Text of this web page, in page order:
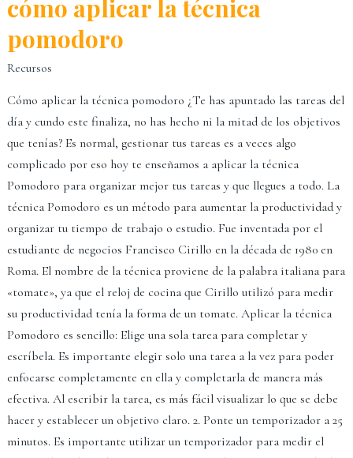
cómo aplicar la técnica
pomodoro
Recursos
Cómo aplicar la técnica pomodoro ¿Te has apuntado las tareas del
día y cundo este finaliza, no has hecho ni la mitad de los objetivos
que tenías? Es normal, gestionar tus tareas es a veces algo
complicado por eso hoy te enseñamos a aplicar la técnica
Pomodoro para organizar mejor tus tareas y que llegues a todo. La
técnica Pomodoro es un método para aumentar la productividad y
organizar tu tiempo de trabajo o estudio. Fue inventada por el
estudiante de negocios Francisco Cirillo en la década de 1980 en
Roma. El nombre de la técnica proviene de la palabra italiana para
«tomate», ya que el reloj de cocina que Cirillo utilizó para medir
su productividad tenía la forma de un tomate. Aplicar la técnica
Pomodoro es sencillo: Elige una sola tarea para completar y
escríbela. Es importante elegir solo una tarea a la vez para poder
enfocarse completamente en ella y completarla de manera más
efectiva. Al escribir la tarea, es más fácil visualizar lo que se debe
hacer y establecer un objetivo claro. 2. Ponte un temporizador a 25
minutos. Es importante utilizar un temporizador para medir el